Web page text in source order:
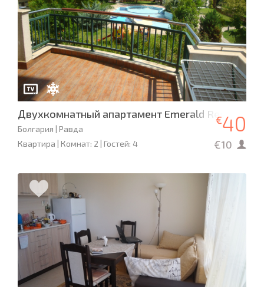
Двухкомнатный апартамент Emerald Resort &
Болгария | Равда
Квартира | Комнат: 2 | Гостей: 4
€40
€10